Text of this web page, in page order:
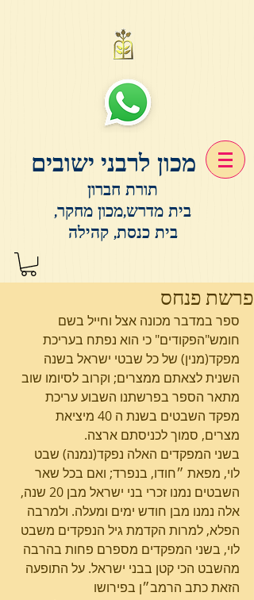
מכון לרבני ישובים
תורת חברון
בית מדרש,מכון מחקר,
בית כנסת, קהילה
פרשת פנחס
ספר במדבר מכונה אצל וחייל בשם
חומש"הפקודים" כי הוא נפתח בעריכת
מפקד(מנין) של כל שבטי ישראל בשנה
השנית לצאתם ממצרים; וקרוב לסיומו שוב
מתאר הספר בפרשתנו השבוע עריכת
מפקד השבטים בשנת ה 40 מיציאת
מצרים, סמוך לכניסתם ארצה.
בשני המפקדים האלה נפקד(נמנה) שבט
לוי, מפאת ״חודו, בנפרד; ואם בכל שאר
השבטים נמנו זכרי בני ישראל מבן 20 שנה,
אלה נמנו מבן חודש ימים ומעלה. ולמרבה
הפלא, למרות הקדמת גיל הנפקדים משבט
לוי, בשני המפקדים מספרם פחות בהרבה
מהשבט הכי קטן בבני ישראל. על התופעה
הזאת כתב הרמב״ן בפירושו